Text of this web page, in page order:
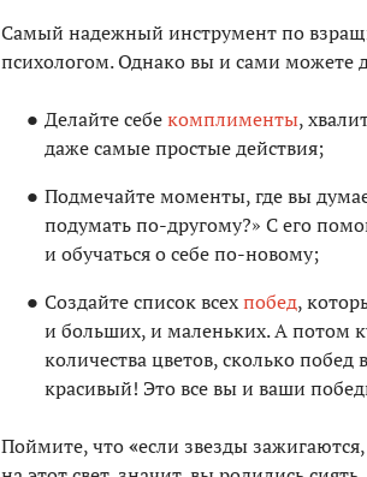
Самый надежный инструмент по
психологом. Однако вы и сами
Делайте себекомплименты,
даже самые простые действия;
Подмечайте моменты, где вы
подумать по-другому?» С его
и обучаться о себе по-новому;
Создайте список всехпобед,
и больших, и маленьких. А потом
количества цветов, сколько
красивый! Это все вы и ваши
Поймите, что«если звезды